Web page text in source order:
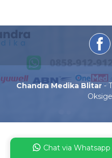
Chandra Medika Blitar-
Chat via Whatsapp